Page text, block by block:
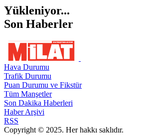
Yükleniyor...
Son Haberler
Hava Durumu
Trafik Durumu
Puan Durumu ve Fikstür
Tüm Manşetler
Son Dakika Haberleri
Haber Arşivi
RSS
Copyright © 2025. Her hakkı saklıdır.